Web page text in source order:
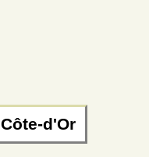
Côte-d'Or